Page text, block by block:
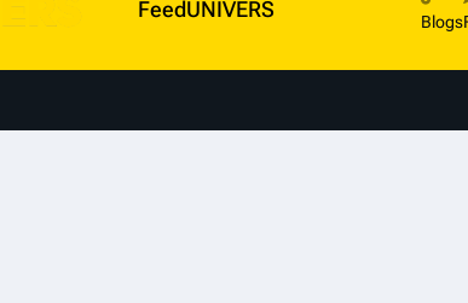
FeedUNIVERS Blogs